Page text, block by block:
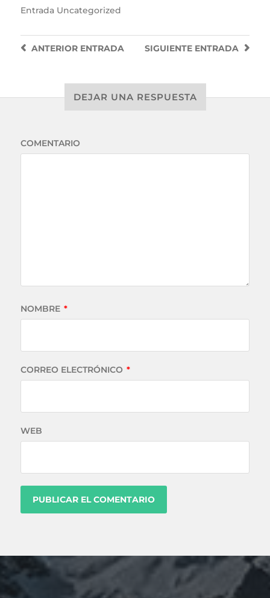
Entrada Uncategorized
SIGUIENTE ENTRADA
ANTERIORENTRADA
DEJAR UNA RESPUESTA
COMENTARIO
NOMBRE *
CORREO ELECTRÓNICO *
WEB